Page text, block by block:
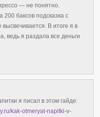
— не понятно.
200 баксов подсказка с
В итоге я в
ведь я раздала все деньги
я писал в этом гайде:
kak-otmeryat-napitki-v-